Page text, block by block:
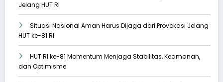
Jelang HUT RI
Situasi Nasional Aman Harus Dijaga dari Provokasi Jelang
HUT ke-81 RI
HUT RI ke-81 Momentum Menjaga Stabilitas, Keamanan,
dan Optimisme